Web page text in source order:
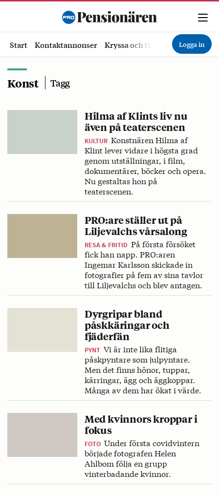
Start Kontaktannonser Kryssa och tävla Ekonomi
Logga in
Konst Tagg
Hilma af Klints liv nu
även på teaterscenen
KULTUR Konstnären Hilma af
Klint lever vidare i högsta grad
genom utställningar, i film,
dokumentärer, böcker och opera.
Nu gestaltas hon på
teaterscenen.
PRO:are ställer ut på
Liljevalchs vårsalong
RESA & FRITID På första försöket
fick han napp. PRO:aren
Ingemar Karlsson skickade in
fotografier på fem av sina tavlor
till Liljevalchs och blev antagen.
Dyrgripar bland
påskkäringar och
fjäderfän
PYNT Vi är inte lika flitiga
påskpyntare som julpyntare.
Men det finns hönor, tuppar,
kärringar, ägg och äggkoppar.
Många av dem har ökat i värde.
Med kvinnors kroppar i
fokus
FOTO Under första covidvintern
började fotografen Helen
Ahlbom följa en grupp
vinterbadande kvinnor.